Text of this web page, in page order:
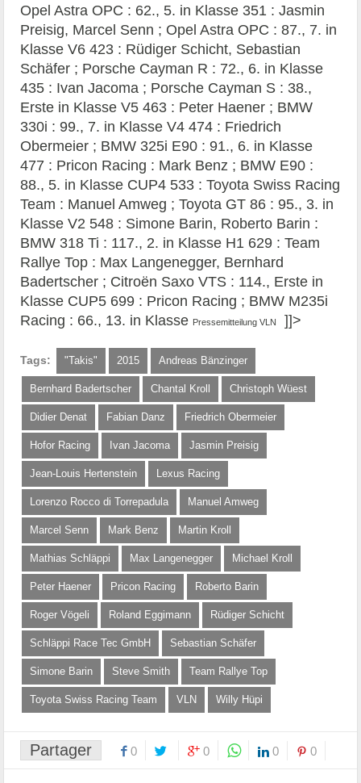
Opel Astra OPC : 62., 5. in Klasse 351 : Jasmin
Preisig, Marcel Senn ; Opel Astra OPC : 87., 7. in
Klasse V6 423 : Rüdiger Schicht, Sebastian
Schäfer ; Porsche Cayman R : 72., 6. in Klasse
435 : Ivan Jacoma ; Porsche Cayman S : 38.,
Erste in Klasse V5 463 : Peter Haener ; BMW
330i : 99., 7. in Klasse V4 474 : Friedrich
Obermeier ; BMW 325i E90 : 91., 6. in Klasse
477 : Pricon Racing : Mark Benz ; BMW E90 :
88., 5. in Klasse CUP4 533 : Toyota Swiss Racing
Team : Manuel Amweg ; Toyota GT 86 : 95., 3. in
Klasse V2 548 : Simone Barin, Roberto Barin :
BMW 318 Ti : 117., 2. in Klasse H1 629 : Team
Rallye Top : Max Langenegger, Bernhard
Badertscher ; Citroën Saxo VTS : 114., Erste in
Klasse CUP5 699 : Pricon Racing ; BMW M235i
Racing : 66., 13. in Klasse Pressemitteilung VLN ]]>
Tags: "Takis" 2015 Andreas Bänzinger
Bernhard Badertscher Chantal Kroll Christoph Wüest
Didier Denat Fabian Danz Friedrich Obermeier
Hofor Racing Ivan Jacoma Jasmin Preisig
Jean-Louis Hertenstein Lexus Racing
Lorenzo Rocco di Torrepadula Manuel Amweg
Marcel Senn Mark Benz Martin Kroll
Mathias Schläppi Max Langenegger Michael Kroll
Peter Haener Pricon Racing Roberto Barin
Roger Vögeli Roland Eggimann Rüdiger Schicht
Schläppi Race Tec GmbH Sebastian Schäfer
Simone Barin Steve Smith Team Rallye Top
Toyota Swiss Racing Team VLN Willy Hüpi
Partager 0 0 0 0